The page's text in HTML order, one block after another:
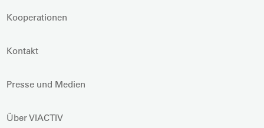
Kooperationen
Kontakt
Presse und Medien
Über VIACTIV